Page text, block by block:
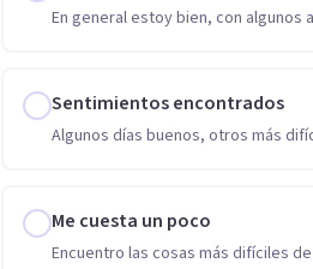
En general estoy bien, con algunos
Sentimientos encontrados
Algunos días buenos, otros más
Me cuesta un poco
Encuentro las cosas más difíciles